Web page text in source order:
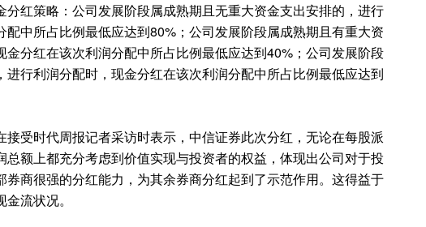
红策略：公司发展阶段属成熟期且无重大资金支出安排的，进行
中所占比例最低应达到80%；公司发展阶段属成熟期且有重大资
分红在该次利润分配中所占比例最低应达到40%；公司发展阶段
行利润分配时，现金分红在该次利润分配中所占比例最低应达到
受时代周报记者采访时表示，中信证券此次分红，无论在每股派
额上都充分考虑到价值实现与投资者的权益，体现出公司对于投
商很强的分红能力，为其余券商分红起到了示范作用。这得益于
流状况。